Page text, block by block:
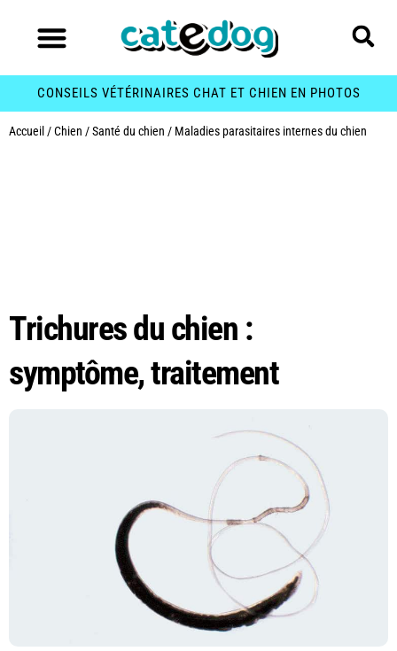
CONSEILS VÉTÉRINAIRES CHAT ET CHIEN EN PHOTOS
Accueil /Chien /Santé du chien / Maladies parasitaires internes du chien
Trichures du chien :
symptôme, traitement